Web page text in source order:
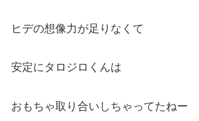
ヒデの想像力が足りなくて
安定にタロジロくんは
おもちゃ取り合いしちゃってたねー